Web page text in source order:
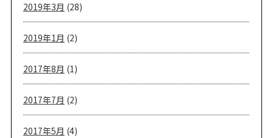
2019年3月 (28)
2019年1月 (2)
2017年8月 (1)
2017年7月 (2)
2017年5月 (4)